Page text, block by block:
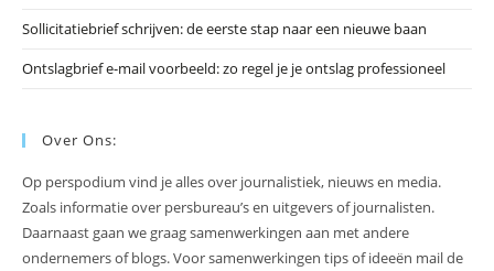
Sollicitatiebrief schrijven: de eerste stap naar een nieuwe baan
Ontslagbrief e-mail voorbeeld: zo regel je je ontslag professioneel
Over Ons:
Op perspodium vind je alles over journalistiek, nieuws en media.
Zoals informatie over persbureau’s en uitgevers of journalisten.
Daarnaast gaan we graag samenwerkingen aan met andere
ondernemers of blogs. Voor samenwerkingen tips of ideeën mail de